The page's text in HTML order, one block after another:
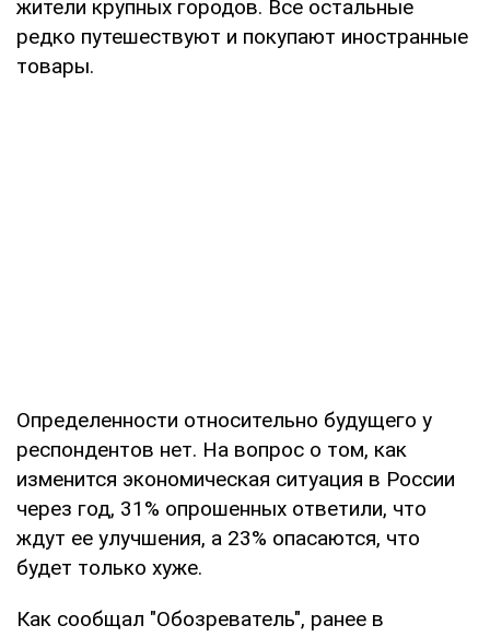
жители крупных городов. Все остальные
редко путешествуют и покупают иностранные
товары.
Определенности относительно будущего у
респондентов нет. На вопрос о том, как
изменится экономическая ситуация в России
через год, 31% опрошенных ответили, что
ждут ее улучшения, а 23% опасаются, что
будет только хуже.
Как сообщал "Обозреватель", ранее в